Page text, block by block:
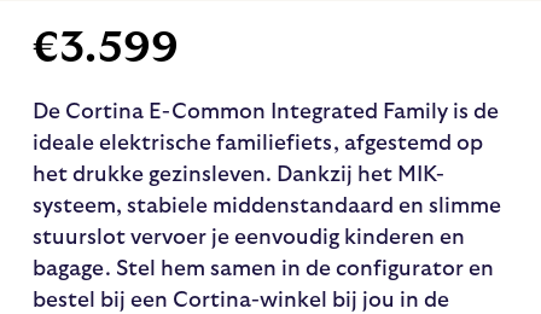
€3.599
De Cortina E-Common Integrated Family is de
ideale elektrische familiefiets, afgestemd op
het drukke gezinsleven. Dankzij het MIK-
systeem, stabiele middenstandaard en slimme
stuurslot vervoer je eenvoudig kinderen en
bagage. Stel hem samen in de configurator en
bestel bij een Cortina-winkel bij jou in de